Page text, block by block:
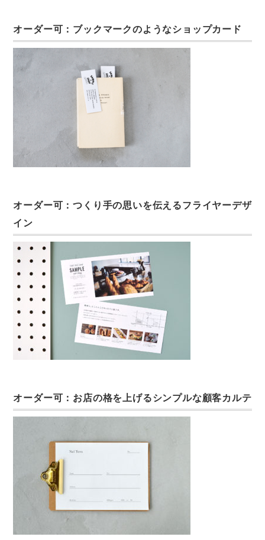
オーダー可：ブックマークのようなショップカード
オーダー可：つくり手の思いを伝えるフライヤーデザ
イン
オーダー可：お店の格を上げるシンプルな顧客カルテ